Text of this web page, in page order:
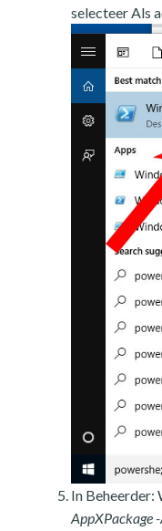
selecteer Als
In Beheerder:
AppXPackage